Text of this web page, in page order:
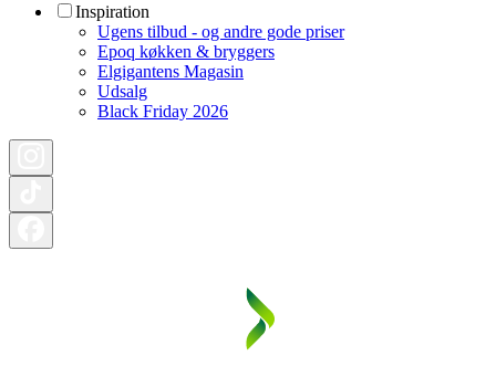
Inspiration
Ugens tilbud - og andre gode priser
Epoq køkken & bryggers
Elgigantens Magasin
Udsalg
Black Friday 2026